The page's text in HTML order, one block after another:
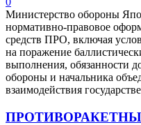
Министерство обороны
нормативно-правовое
средств ПРО, включая
на поражение
выполнения, обязанности
обороны и начальника
взаимодействия